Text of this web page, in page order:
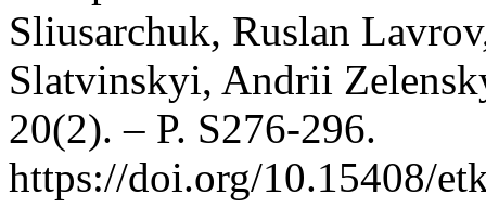
Sliusarchuk, Ruslan
Slatvinskyi, Andrii
20(2). – P. S276-296.
https://doi.org/10.15408/